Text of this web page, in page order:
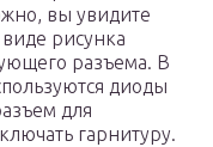
вы увидите
рисунка
разъема. В
диоды
для
гарнитуру.